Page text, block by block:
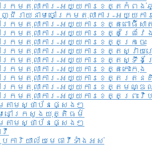
ក្រមតុលាការ-អយ្យការខេត្តកំពង់
ជីរាយនាមចៅក្រមតុលាការ-អយ្យក
ក្រមតុលាការ-អយ្យការខេត្តពោធិ៍សា
ក្រមតុលាការ-អយ្យការខេត្តព្រៃវែ
ក្រមតុលាការ-អយ្យការខេត្តក្រចេះ
ក្រមតុលាការ-អយ្យការខេត្តស្វាយ
ក្រមតុលាការ-អយ្យការខេត្តស្ទឹង
ក្រមតុលាការ-អយ្យការខេត្តកោះកុង
ក្រមតុលាការ-អយ្យការខេត្តរតន
ក្រមតុលាការ-អយ្យការខេត្តមណ្
ក្រមតុលាការ-អយ្យការខេត្តព្រះវិហ
តាមស្ថាប័នផ្សេងៗ
នៅក្រសួងយុត្តិធម៌
តាមស្ថាប័នផ្សេងៗ
វី
ារិយាល័យមេធាវីទាំងអស់​